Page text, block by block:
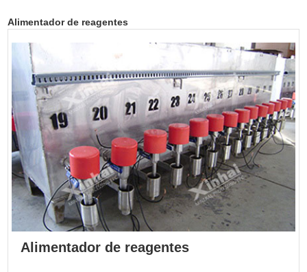
Alimentador de reagentes
Alimentador de reagentes